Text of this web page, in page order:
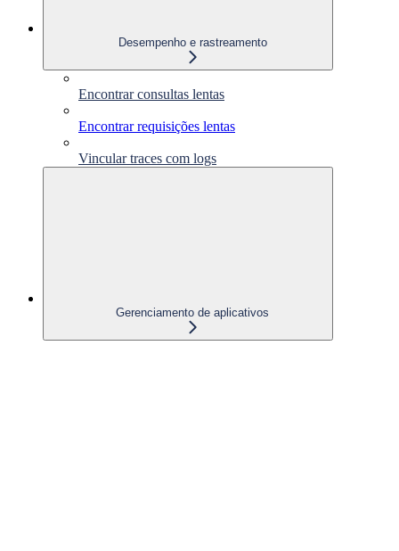
Desempenho e rastreamento
Encontrar consultas lentas
Encontrar requisições lentas
Vincular traces com logs
Gerenciamento de aplicativos